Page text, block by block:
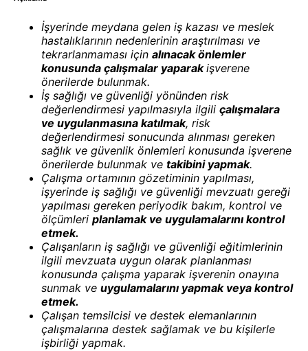
İşyerinde meydana gelen iş kazası ve meslek
hastalıklarının nedenlerinin araştırılması ve
tekrarlanmaması için alınacak önlemler
konusunda çalışmalar yaparakişverene
önerilerde bulunmak.
İş sağlığı ve güvenliği yönünden risk
değerlendirmesi yapılmasıyla ilgili çalışmalara
ve uygulanmasına katılmak, risk
değerlendirmesi sonucunda alınması gereken
sağlık ve güvenlik önlemleri konusunda işverene
önerilerde bulunmak ve takibini yapmak.
Çalışma ortamının gözetiminin yapılması,
işyerinde iş sağlığı ve güvenliği mevzuatı gereği
yapılması gereken periyodik bakım, kontrol ve
ölçümleri planlamak ve uygulamalarını kontrol
etmek.
Çalışanların iş sağlığı ve güvenliği eğitimlerinin
ilgili mevzuata uygun olarak planlanması
konusunda çalışma yaparak işverenin onayına
sunmak ve uygulamalarını yapmak veya kontrol
etmek.
Çalışan temsilcisi ve destek elemanlarının
çalışmalarına destek sağlamak ve bu kişilerle
işbirliği yapmak.